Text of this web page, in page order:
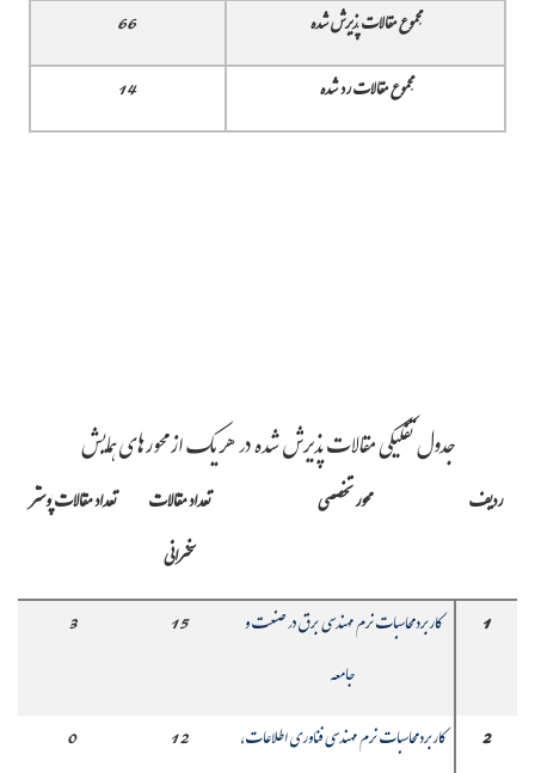
مجموع مقالات پذیرش شده
66
مجموع مقالات رد شده
14
جدول تفکیکی مقالات پذیرش شده در هر یک از محورهای همایش
ردیف محور تخصصی
تعداد مقالات
سخنرانی
تعداد مقالات پوستر
1
کاربرد محاسبات نرم مهندسی برق در صنعت و
جامعه
15
3
2
کاربرد محاسبات نرم مهندسی فناوری اطلاعات،
12
0